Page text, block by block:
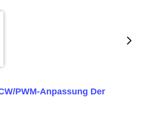
PWM-Anpassung Der